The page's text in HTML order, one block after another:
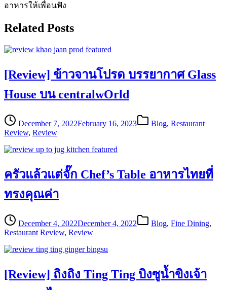
อาหารให้เพื่อนฟัง
Related Posts
[Review] ข้าวจานโปรด บรรยากาศ Glass
House บน centralwOrld
December 7, 2022February 16, 2023 Blog, Restaurant
Review, Review
ครัวแล้วแต่จั๊ก Chef’s Table อาหารไทยที่
ทรงคุณค่า
December 4, 2022December 4, 2022 Blog, Fine Dining,
Restaurant Review, Review
[Review] ถิงถิง Ting Ting บิงซูน้ำขิงเจ้า